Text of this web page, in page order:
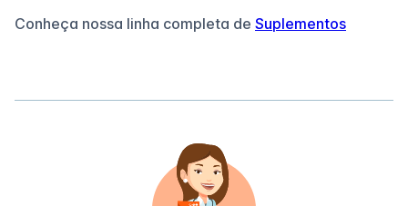
Conheça nossa linha completa de Suplementos